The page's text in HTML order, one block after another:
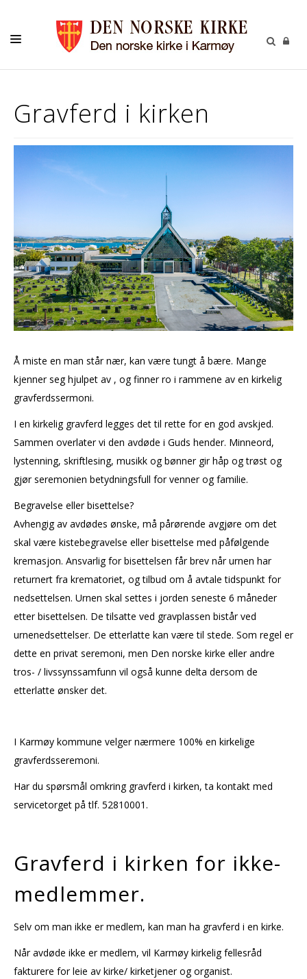
KONTAKT
Gravferd i kirken
Å miste en man står nær, kan være tungt å bære. Mange
kjenner seg hjulpet av , og finner ro i rammene av en kirkelig
gravferdssermoni.
I en kirkelig gravferd legges det til rette for en god avskjed.
Sammen overlater vi den avdøde i Guds hender. Minneord,
lystenning, skriftlesing, musikk og bønner gir håp og trøst og
gjør seremonien betydningsfull for venner og familie.
Begravelse eller bisettelse?
Avhengig av avdødes ønske, må pårørende avgjøre om det
skal være kistebegravelse eller bisettelse med påfølgende
kremasjon. Ansvarlig for bisettelsen får brev når urnen har
returnert fra krematoriet, og tilbud om å avtale tidspunkt for
nedsettelsen. Urnen skal settes i jorden seneste 6 måneder
etter bisettelsen. De tilsatte ved gravplassen bistår ved
urnenedsettelser. De etterlatte kan være til stede. Som regel er
dette en privat seremoni, men Den norske kirke eller andre
tros- / livssynssamfunn vil også kunne delta dersom de
etterlatte ønsker det.
I Karmøy kommune velger nærmere 100% en kirkelige
gravferdsseremoni.
Har du spørsmål omkring gravferd i kirken, ta kontakt med
servicetorget på tlf. 52810001.
Gravferd i kirken for ikke-
medlemmer.
Selv om man ikke er medlem, kan man ha gravferd i en kirke.
Når avdøde ikke er medlem, vil Karmøy kirkelig fellesråd
fakturere for leie av kirke/ kirketjener og organist.